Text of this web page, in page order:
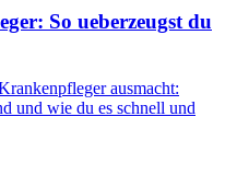
So ueberzeugst du
ausmacht:
und wie du es schnell und